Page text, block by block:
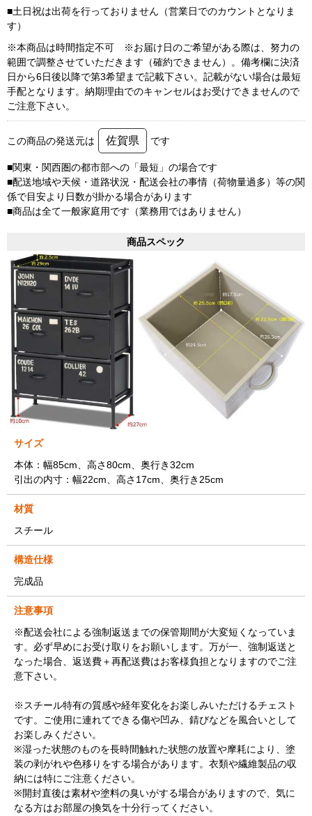
■土日祝は出荷を行っておりません（営業日でのカウントとなりま
す）
※本商品は時間指定不可 ※お届け日のご希望がある際は、努力の
範囲で調整させていただきます（確約できません）。備考欄に決済
日から6日後以降で第3希望まで記載下さい。記載がない場合は最短
手配となります。納期理由でのキャンセルはお受けできませんので
ご注意下さい。
この商品の発送元は 佐賀県 です
■関東・関西圏の都市部への「最短」の場合です
■配送地域や天候・道路状況・配送会社の事情（荷物量過多）等の関
係で目安より日数が掛かる場合があります
■商品は全て一般家庭用です（業務用ではありません）
商品スペック
サイズ
本体：幅85cm、高さ80cm、奥行き32cm
引出の内寸：幅22cm、高さ17cm、奥行き25cm
材質
スチール
構造仕様
完成品
注意事項
※配送会社による強制返送までの保管期間が大変短くなっていま
す。必ず早めにお受け取りをお願いします。万が一、強制返送と
なった場合、返送費＋再配送費はお客様負担となりますのでご注
意下さい。
※スチール特有の質感や経年変化をお楽しみいただけるチェスト
です。ご使用に連れてできる傷や凹み、錆びなどを風合いとして
お楽しみください。
※湿った状態のものを長時間触れた状態の放置や摩耗により、塗
装の剥がれや色移りをする場合があります。衣類や繊維製品の収
納には特にご注意ください。
※開封直後は素材や塗料の臭いがする場合がありますので、気に
なる方はお部屋の換気を十分行ってください。